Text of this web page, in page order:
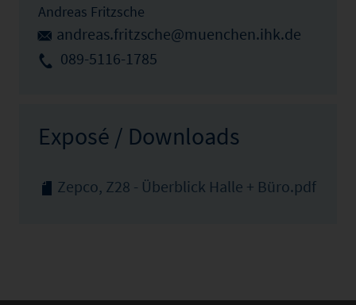
Andreas Fritzsche
andreas.fritzsche@muenchen.ihk.de
089-5116-1785
Exposé / Downloads
Zepco, Z28 - Überblick Halle + Büro.pdf